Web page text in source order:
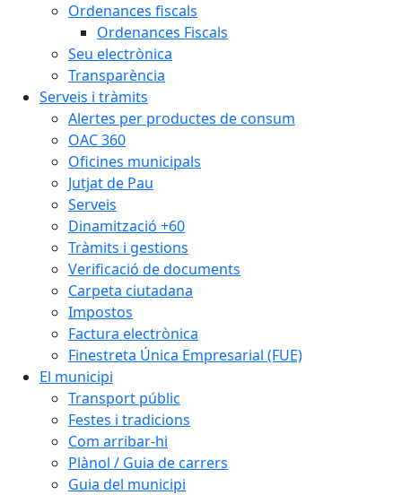
Ordenances fiscals
Ordenances Fiscals
Seu electrònica
Transparència
Serveis i tràmits
Alertes per productes de consum
OAC 360
Oficines municipals
Jutjat de Pau
Serveis
Dinamització +60
Tràmits i gestions
Verificació de documents
Carpeta ciutadana
Impostos
Factura electrònica
Finestreta Única Empresarial (FUE)
El municipi
Transport públic
Festes i tradicions
Com arribar-hi
Plànol / Guia de carrers
Guia del municipi